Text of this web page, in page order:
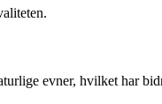
evner, hvilket har